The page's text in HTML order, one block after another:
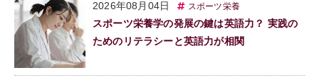
2026年08月04日 スポーツ栄養
スポーツ栄養学の発展の鍵は英語力？ 実践の
ためのリテラシーと英語力が相関